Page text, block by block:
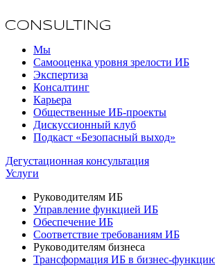
Мы
Самооценка уровня зрелости ИБ
Экспертиза
Консалтинг
Карьера
Общественные ИБ-проекты
Дискуссионный клуб
Подкаст «Безопасный выход»
Дегустационная консультация
Услуги
Руководителям ИБ
Управление функцией ИБ
Обеспечение ИБ
Соответствие требованиям ИБ
Руководителям бизнеса
Трансформация ИБ в бизнес-